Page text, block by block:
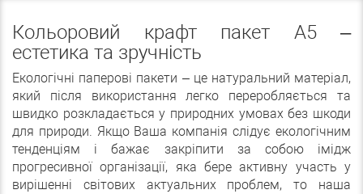
Кольоровий крафт пакет А5 –
естетика та зручність
Екологічні паперові пакети – це натуральний матеріал,
який після використання легко переробляється та
швидко розкладається у природних умовах без шкоди
для природи. Якщо Ваша компанія слідує екологічним
тенденціям і бажає закріпити за собою імідж
прогресивної організації, яка бере активну участь у
вирішенні світових актуальних проблем, то наша